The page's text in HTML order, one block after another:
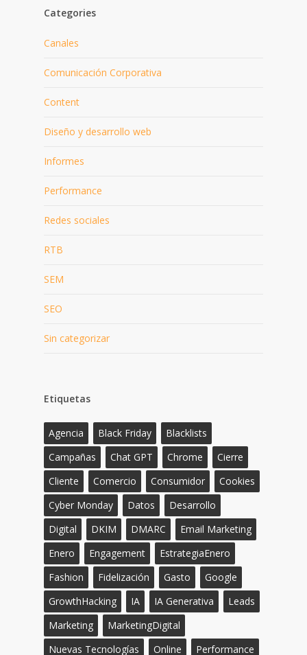
Categories
Canales
Comunicación Corporativa
Content
Diseño y desarrollo web
Informes
Performance
Redes sociales
RTB
SEM
SEO
Sin categorizar
Etiquetas
Agencia Black Friday
Blacklists
Campañas
Chat GPT Chrome
Cierre
Cliente
Comercio Consumidor
Cookies
Cyber Monday
Datos
Desarrollo
Digital
DKIM DMARC
Email Marketing
Enero
Engagement
EstrategiaEnero
Fashion
Fidelización Gasto
Google
GrowthHacking
IA IA Generativa
Leads
Marketing
MarketingDigital
Nuevas Tecnologías
Online
Performance